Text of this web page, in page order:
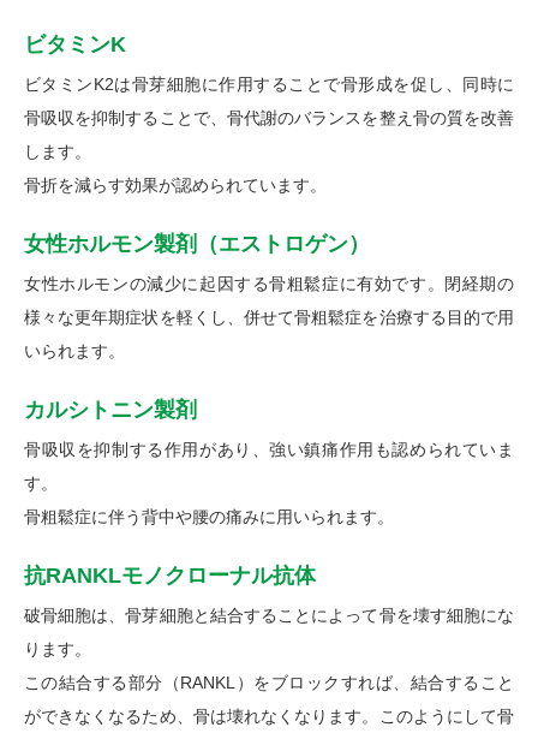
ビタミンK
ビタミンK2は骨芽細胞に作用することで骨形成を促し、同時に
骨吸収を抑制することで、骨代謝のバランスを整え骨の質を改善
します。
骨折を減らす効果が認められています。
女性ホルモン製剤（エストロゲン）
女性ホルモンの減少に起因する骨粗鬆症に有効です。閉経期の
様々な更年期症状を軽くし、併せて骨粗鬆症を治療する目的で用
いられます。
カルシトニン製剤
骨吸収を抑制する作用があり、強い鎮痛作用も認められていま
す。
骨粗鬆症に伴う背中や腰の痛みに用いられます。
抗RANKLモノクローナル抗体
破骨細胞は、骨芽細胞と結合することによって骨を壊す細胞にな
ります。
この結合する部分（RANKL）をブロックすれば、結合すること
ができなくなるため、骨は壊れなくなります。このようにして骨